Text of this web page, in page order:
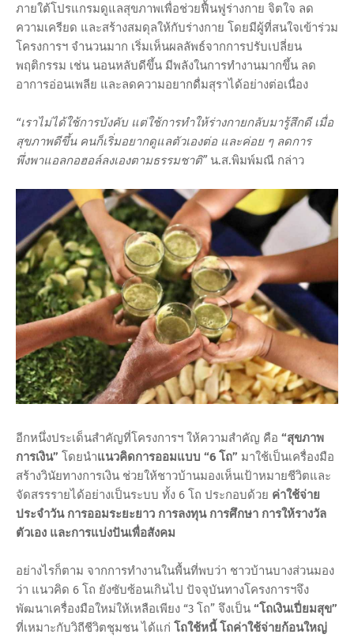
ภายใต้โปรแกรมดูแลสุขภาพเพื่อช่วยฟื้นฟูร่างกาย จิตใจ ลด
ความเครียด และสร้างสมดุลให้กับร่างกาย โดยมีผู้ที่สนใจเข้าร่วม
โครงการฯ จำนวนมาก เริ่มเห็นผลลัพธ์จากการปรับเปลี่ยน
พฤติกรรม เช่น นอนหลับดีขึ้น มีพลังในการทำงานมากขึ้น ลด
อาการอ่อนเพลีย และลดความอยากดื่มสุราได้อย่างต่อเนื่อง
“เราไม่ได้ใช้การบังคับ แต่ใช้การทำให้ร่างกายกลับมารู้สึกดี เมื่อ
สุขภาพดีขึ้น คนก็เริ่มอยากดูแลตัวเองต่อ และค่อย ๆ ลดการ
พึ่งพาแอลกอฮอล์ลงเองตามธรรมชาติ” น.ส.พิมพ์มณี กล่าว
อีกหนึ่งประเด็นสำคัญที่โครงการฯ ให้ความสำคัญ คือ “สุขภาพ
การเงิน” โดยนำแนวคิดการออมแบบ “6 โถ” มาใช้เป็นเครื่องมือ
สร้างวินัยทางการเงิน ช่วยให้ชาวบ้านมองเห็นเป้าหมายชีวิตและ
จัดสรรรายได้อย่างเป็นระบบ ทั้ง 6 โถ ประกอบด้วย ค่าใช้จ่าย
ประจำวัน การออมระยะยาว การลงทุน การศึกษา การให้รางวัล
ตัวเอง และการแบ่งปันเพื่อสังคม
อย่างไรก็ตาม จากการทำงานในพื้นที่พบว่า ชาวบ้านบางส่วนมอง
ว่า แนวคิด 6 โถ ยังซับซ้อนเกินไป ปัจจุบันทางโครงการฯจึง
พัฒนาเครื่องมือใหม่ให้เหลือเพียง “3 โถ” จึงเป็น “โถเงินเปี่ยมสุข”
ที่เหมาะกับวิถีชีวิตชุมชน ได้แก่ โถใช้หนี้ โถค่าใช้จ่ายก้อนใหญ่